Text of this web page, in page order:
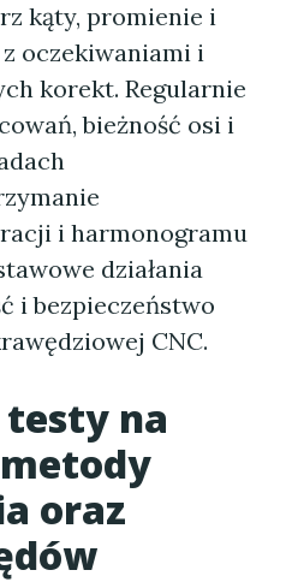
kąty, promienie i
oczekiwaniami i
korekt. Regularnie
bieżność osi i
i harmonogramu
działania
i bezpieczeństwo
CNC.
na
oraz